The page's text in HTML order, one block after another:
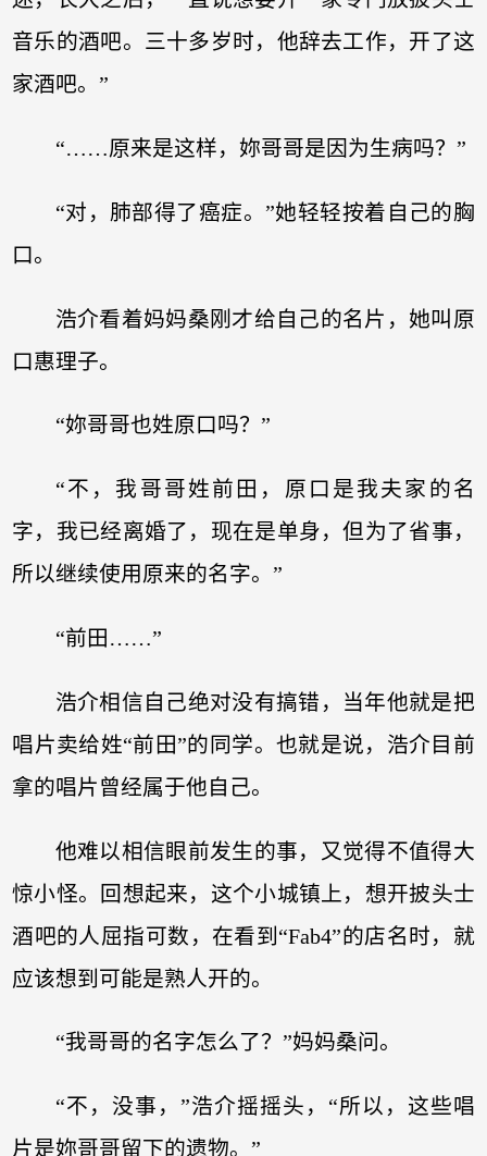
音乐的酒吧。三十多岁时，他辞去工作，开了这
家酒吧。”
“……原来是这样，妳哥哥是因为生病吗？”
“对，肺部得了癌症。”她轻轻按着自己的胸
口。
浩介看着妈妈桑刚才给自己的名片，她叫原
口惠理子。
“妳哥哥也姓原口吗？”
“不，我哥哥姓前田，原口是我夫家的名
字，我已经离婚了，现在是单身，但为了省事，
所以继续使用原来的名字。”
“前田……”
浩介相信自己绝对没有搞错，当年他就是把
唱片卖给姓“前田”的同学。也就是说，浩介目前
拿的唱片曾经属于他自己。
他难以相信眼前发生的事，又觉得不值得大
惊小怪。回想起来，这个小城镇上，想开披头士
酒吧的人屈指可数，在看到“Fab4”的店名时，就
应该想到可能是熟人开的。
“我哥哥的名字怎么了？”妈妈桑问。
“不，没事，”浩介摇摇头，“所以，这些唱
片是妳哥哥留下的遗物。”